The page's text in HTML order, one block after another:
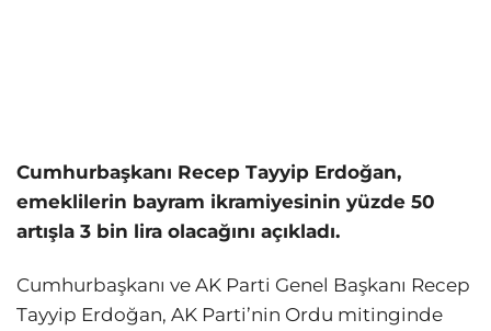
Cumhurbaşkanı Recep Tayyip Erdoğan,
emeklilerin bayram ikramiyesinin yüzde 50
artışla 3 bin lira olacağını açıkladı.
Cumhurbaşkanı ve AK Parti Genel Başkanı Recep
Tayyip Erdoğan, AK Parti’nin Ordu mitinginde